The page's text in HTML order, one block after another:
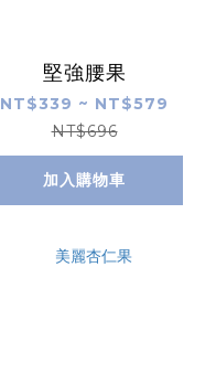
堅強腰果
NT$339 ~ NT$579
NT$696
加入購物車